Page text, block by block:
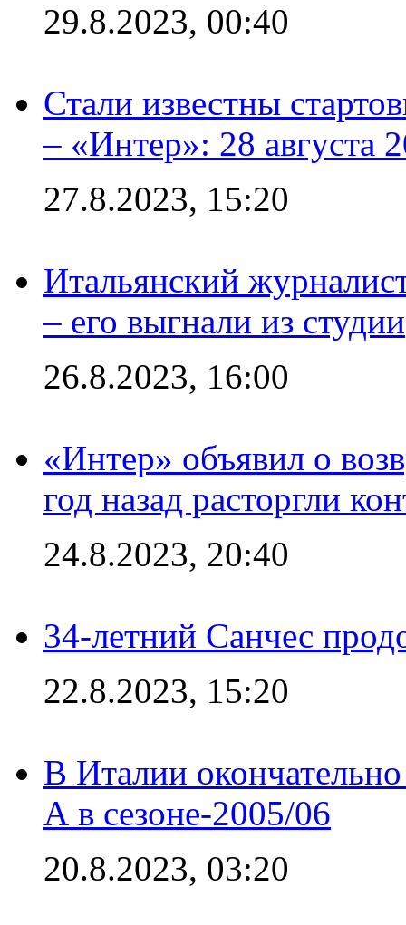
29.8.2023, 00:40
Стали известны
– «Интер»: 28 августа
27.8.2023, 15:20
Итальянский
– его выгнали из студии
26.8.2023, 16:00
«Интер» объявил о
год назад расторгли
24.8.2023, 20:40
34-летний Санчес
22.8.2023, 15:20
В Италии
А в сезоне-2005/06
20.8.2023, 03:20